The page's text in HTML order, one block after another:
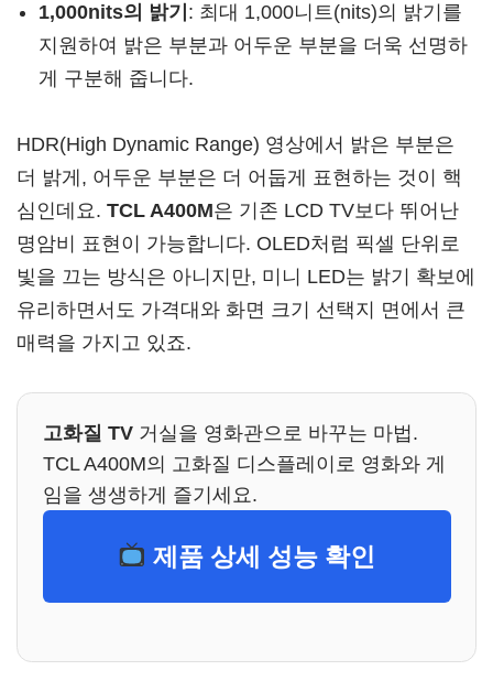
1,000nits의 밝기 : 최대 1,000니트(nits)의 밝기를
지원하여 밝은 부분과 어두운 부분을 더욱 선명하
게 구분해 줍니다.
HDR(High Dynamic Range) 영상에서 밝은 부분은
더 밝게, 어두운 부분은 더 어둡게 표현하는 것이 핵
심인데요. TCL A400M은 기존 LCD TV보다 뛰어난
명암비 표현이 가능합니다. OLED처럼 픽셀 단위로
빛을 끄는 방식은 아니지만, 미니 LED는 밝기 확보에
유리하면서도 가격대와 화면 크기 선택지 면에서 큰
매력을 가지고 있죠.
고화질 TV거실을 영화관으로 바꾸는 마법.
TCL A400M의 고화질 디스플레이로 영화와 게
임을 생생하게 즐기세요.
제품 상세 성능 확인